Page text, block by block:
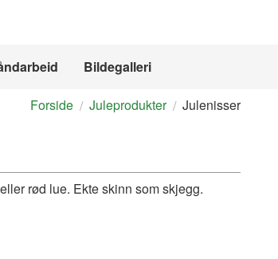
Bildegalleri
Forside Juleprodukter Julenisser
rød lue. Ekte skinn som skjegg.